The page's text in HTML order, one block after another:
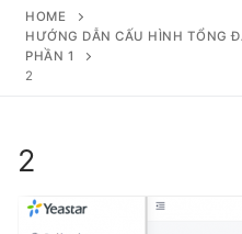
HOME
HƯỚNG DẪN CẤU HÌNH TỔNG
PHẦN 1
2
2